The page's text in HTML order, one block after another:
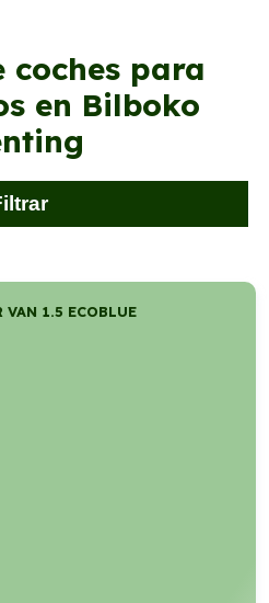
coches para
en Bilboko
1.5 ECOBLUE